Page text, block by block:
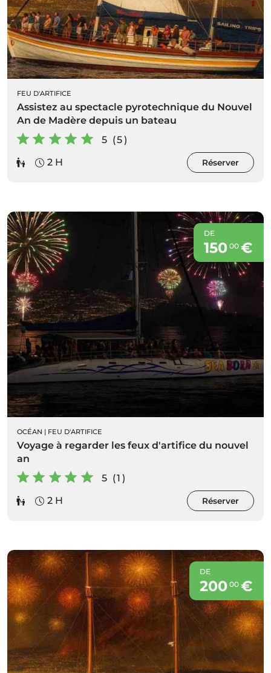
FEU D'ARTIFICE
Assistez au spectacle pyrotechnique du Nouvel
An de Madère depuis un bateau
5 (5)
2 H
Réserver
DE
150 00€
OCÉAN | FEU D'ARTIFICE
Voyage à regarder les feux d'artifice du nouvel
an
5 (1)
2 H
Réserver
DE
200 00€